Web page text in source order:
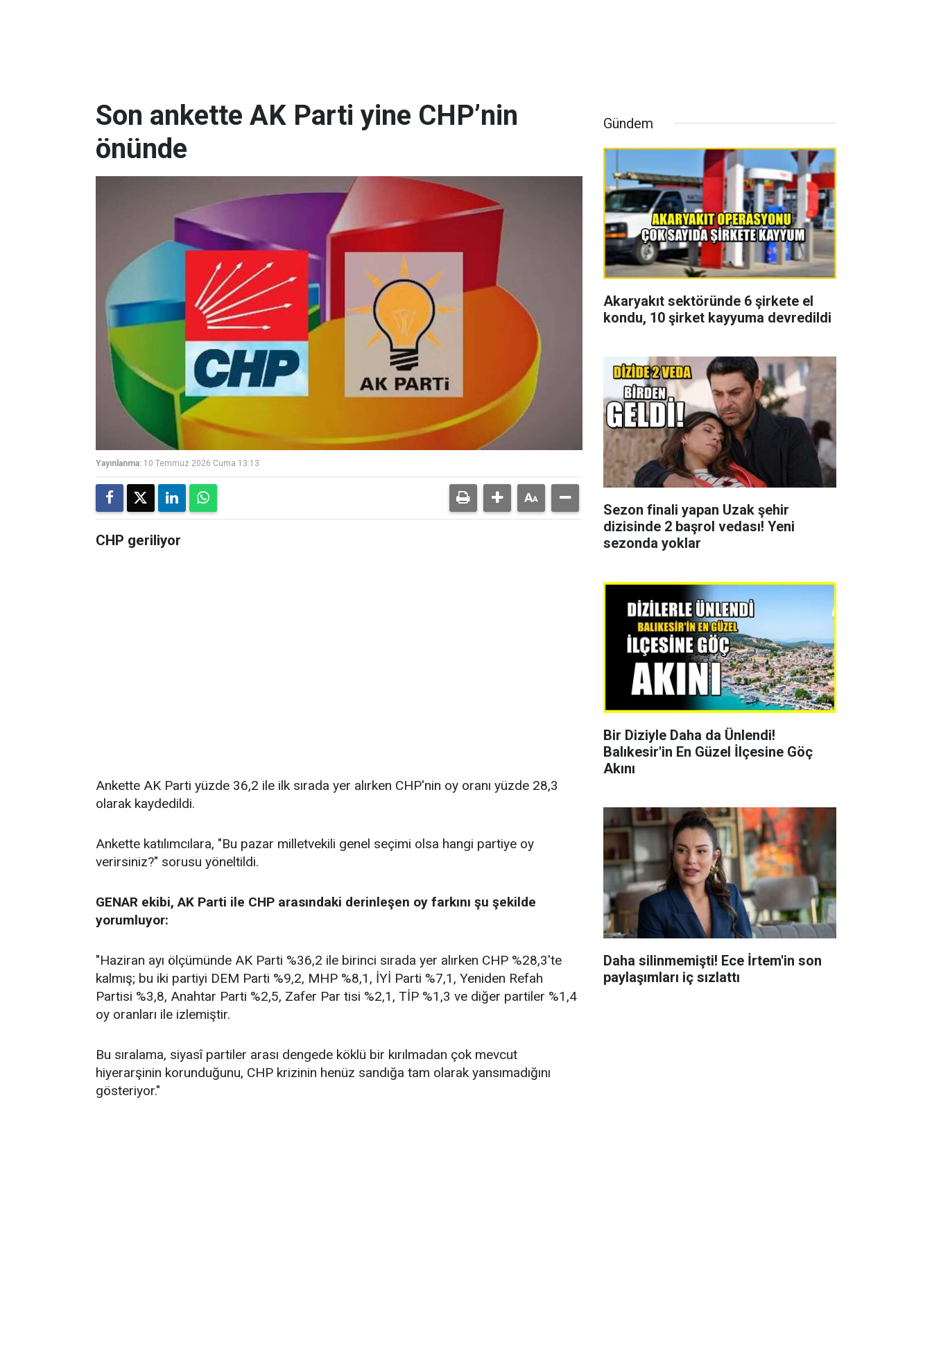
Son ankette AK Parti yine CHP’nin
önünde
Yayınlanma: 10 Temmuz 2026 Cuma 13:13
CHP geriliyor
Ankette AK Parti yüzde 36,2 ile ilk sırada yer alırken CHP'nin oy oranı yüzde 28,3
olarak kaydedildi.
Ankette katılımcılara, "Bu pazar milletvekili genel seçimi olsa hangi partiye oy
verirsiniz?" sorusu yöneltildi.
GENAR ekibi, AK Parti ile CHP arasındaki derinleşen oy farkını şu şekilde
yorumluyor:
"Haziran ayı ölçümünde AK Parti %36,2 ile birinci sırada yer alırken CHP %28,3'te
kalmış; bu iki partiyi DEM Parti %9,2, MHP %8,1, İYİ Parti %7,1, Yeniden Refah
Partisi %3,8, Anahtar Parti %2,5, Zafer Par tisi %2,1, TİP %1,3 ve diğer partiler %1,4
oy oranları ile izlemiştir.
Bu sıralama, siyasî partiler arası dengede köklü bir kırılmadan çok mevcut
hiyerarşinin korunduğunu, CHP krizinin henüz sandığa tam olarak yansımadığını
gösteriyor."
Gündem
Akaryakıt sektöründe 6 şirkete el
kondu, 10 şirket kayyuma devredildi
Sezon finali yapan Uzak şehir
dizisinde 2 başrol vedası! Yeni
sezonda yoklar
Bir Diziyle Daha da Ünlendi!
Balıkesir'in En Güzel İlçesine Göç
Akını
Daha silinmemişti! Ece İrtem'in son
paylaşımları iç sızlattı